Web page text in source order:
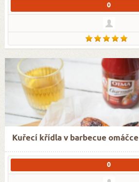
0
Kuřecí křídla v barbecue omáčce
0